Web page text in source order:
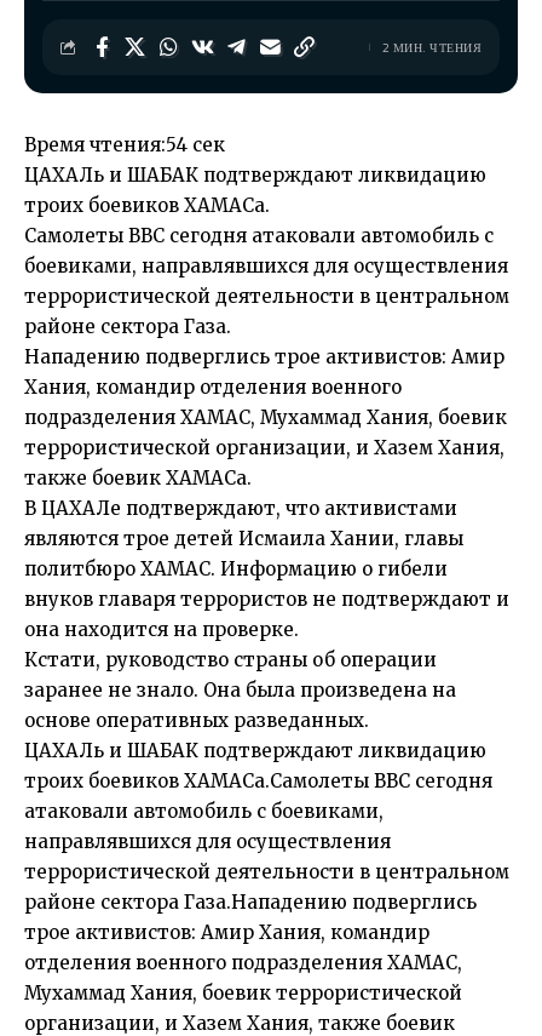
2 МИН. ЧТЕНИЯ
Время чтения:54 сек
ЦАХАЛь и ШАБАК подтверждают ликвидацию
троих боевиков ХАМАСа.
Самолеты ВВС сегодня атаковали автомобиль с
боевиками, направлявшихся для осуществления
террористической деятельности в центральном
районе сектора Газа.
Нападению подверглись трое активистов: Амир
Хания, командир отделения военного
подразделения ХАМАС, Мухаммад Хания, боевик
террористической организации, и Хазем Хания,
также боевик ХАМАСа.
В ЦАХАЛе подтверждают, что активистами
являются трое детей Исмаила Хании, главы
политбюро ХАМАС. Информацию о гибели
внуков главаря террористов не подтверждают и
она находится на проверке.
Кстати, руководство страны об операции
заранее не знало. Она была произведена на
основе оперативных разведанных.
ЦАХАЛь и ШАБАК подтверждают ликвидацию
троих боевиков ХАМАСа.Самолеты ВВС сегодня
атаковали автомобиль с боевиками,
направлявшихся для осуществления
террористической деятельности в центральном
районе сектора Газа.Нападению подверглись
трое активистов: Амир Хания, командир
отделения военного подразделения ХАМАС,
Мухаммад Хания, боевик террористической
организации, и Хазем Хания, также боевик